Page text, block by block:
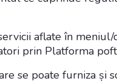
aflate în
prin Platforma
se poate furniza